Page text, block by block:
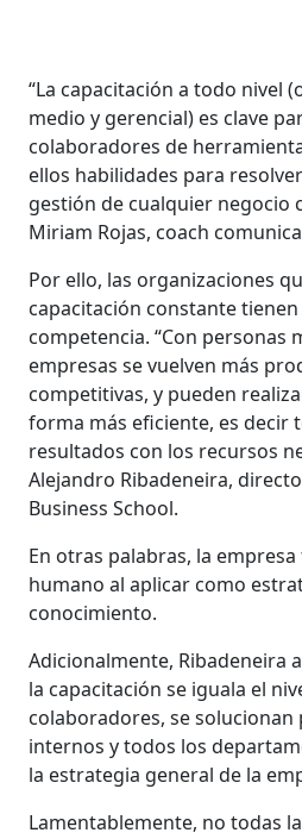
“La capacitación a todo nivel
medio y gerencial) es clave
colaboradores de
ellos habilidades para
gestión de cualquier negocio
Miriam Rojas, coach
Por ello, las organizaciones
capacitación constante
competencia. “Con personas
empresas se vuelven más
competitivas, y pueden
forma más eficiente, es decir
resultados con los recursos
Alejandro Ribadeneira,
Business School.
En otras palabras, la
humano al aplicar como
conocimiento.
Adicionalmente, Ribadeneira
la capacitación se iguala el
colaboradores, se
internos y todos los
la estrategia general de la
Lamentablemente, no todas